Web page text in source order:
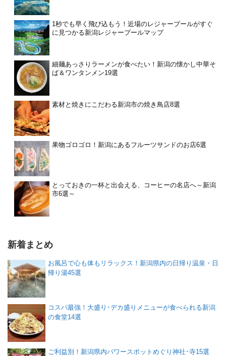
1秒でも早く飛び込もう！近場のレジャープールがすぐ
に見つかる新潟レジャープールマップ
細麺あっさりラーメンが食べたい！新潟の懐かし中華そ
ば＆ワンタンメン19選
素材と焼きにこだわる新潟市の焼き鳥店8選
果物ゴロゴロ！新潟にあるフルーツサンドのお店6選
とっておきの一杯と出会える、コーヒーの名店へ～新潟
市6選～
新着まとめ
お風呂で心も体もリラックス！新潟県内の日帰り温泉・日
帰り湯45選
コスパ最強！大盛り･デカ盛りメニューが食べられる新潟
の食堂14選
ご利益別！新潟県内パワースポットめぐり神社･寺15選